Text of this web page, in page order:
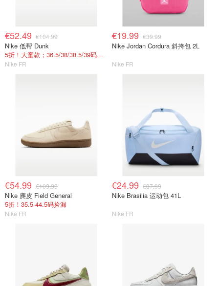
€52.49 €104.99
Nike 低帮 Dunk
5折！大童款；36.5/38/38.5/39码捡漏
Nike FR
€19.99 €39.99
Nike Jordan Cordura 斜挎包 2L
Nike FR
€54.99 €109.99
Nike 麂皮 Field General
5折！35.5-44.5码捡漏
Nike FR
€24.99 €37.99
Nike Brasilia 运动包 41L
Nike FR